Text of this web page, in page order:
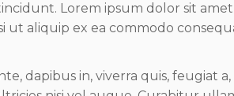
Lorem ipsum dolor sit
ut aliquip ex ea commodo
dapibus in, viverra quis, feugiat